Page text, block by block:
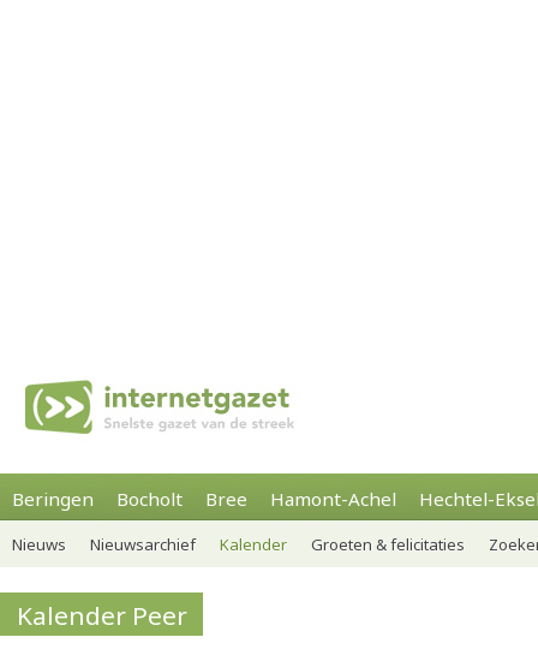
Beringen Bocholt Bree Hamont-Achel Hechtel-
Nieuws Nieuwsarchief Kalender Groeten & felicitaties
Kalender Peer